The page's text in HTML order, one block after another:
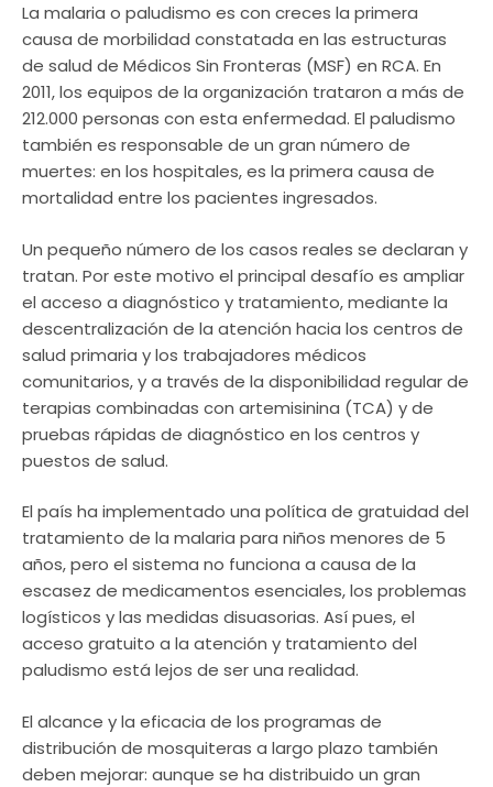
La malaria o paludismo es con creces la primera
causa de morbilidad constatada en las estructuras
de salud de Médicos Sin Fronteras (MSF) en RCA. En
2011, los equipos de la organización trataron a más de
212.000 personas con esta enfermedad. El paludismo
también es responsable de un gran número de
muertes: en los hospitales, es la primera causa de
mortalidad entre los pacientes ingresados.
Un pequeño número de los casos reales se declaran y
tratan. Por este motivo el principal desafío es ampliar
el acceso a diagnóstico y tratamiento, mediante la
descentralización de la atención hacia los centros de
salud primaria y los trabajadores médicos
comunitarios, y a través de la disponibilidad regular de
terapias combinadas con artemisinina (TCA) y de
pruebas rápidas de diagnóstico en los centros y
puestos de salud.
El país ha implementado una política de gratuidad del
tratamiento de la malaria para niños menores de 5
años, pero el sistema no funciona a causa de la
escasez de medicamentos esenciales, los problemas
logísticos y las medidas disuasorias. Así pues, el
acceso gratuito a la atención y tratamiento del
paludismo está lejos de ser una realidad.
El alcance y la eficacia de los programas de
distribución de mosquiteras a largo plazo también
deben mejorar: aunque se ha distribuido un gran